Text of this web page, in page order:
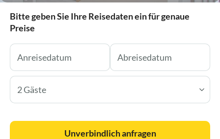
Bitte geben Sie Ihre Reisedaten ein für genaue
Preise
2 Gäste
Unverbindlich anfragen